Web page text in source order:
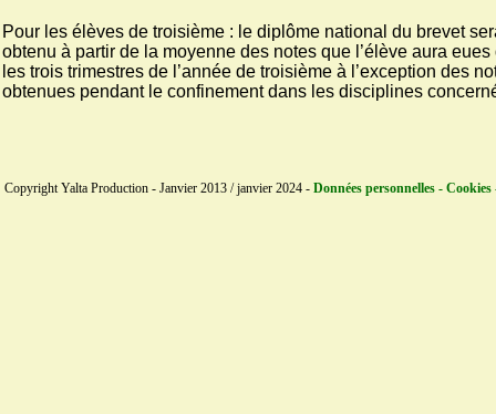
Pour les élèves de troisième : le diplôme national du brevet
obtenu à partir de la moyenne des notes que l’élève aura eues
les trois trimestres de l’année de troisième à l’exception des
obtenues pendant le confinement dans les disciplines
Copyright Yalta Production - Janvier 2013 / janvier 2024 - Données personnelles -